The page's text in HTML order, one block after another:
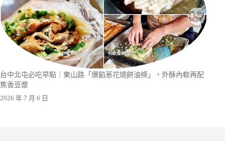
台中北屯必吃早點｜東山路「爆餡蔥花燒餅油條」，外酥內軟再配
焦香豆漿
2026 年 7 月 6 日